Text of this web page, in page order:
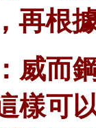
再根
威而
樣可